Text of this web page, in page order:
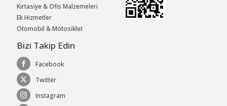
Kırtasiye & Ofis Malzemeleri
Ek Hizmetler
Otomobil & Motosiklet
Bizi Takip Edin
Facebook
Twitter
Instagram